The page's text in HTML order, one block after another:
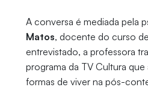
A conversa é mediada pela
Matos, docente do curso
entrevistado, a professora
programa da TV Cultura que
formas de viver na pós-